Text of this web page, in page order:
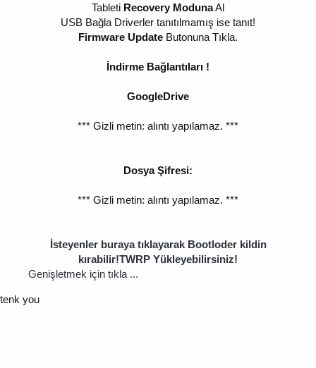
Tableti Recovery ModunaAl
USB Bağla Driverler tanıtılmamış ise tanıt!
Firmware Update Butonuna Tıkla.
İndirme Bağlantıları !
GoogleDrive
*** Gizli metin: alıntı yapılamaz. ***
Dosya Şifresi:
*** Gizli metin: alıntı yapılamaz. ***
İsteyenler buraya tıklayarak Bootloder kildin
kırabilir!TWRP Yükleyebilirsiniz!
Genişletmek için tıkla ...
tenk you